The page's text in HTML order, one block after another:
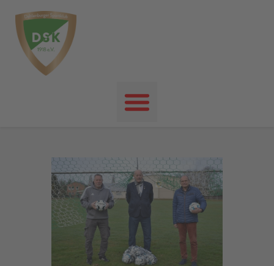
Unser Verein
Unser Sport
Kontakt
Impressum
Datenschutz